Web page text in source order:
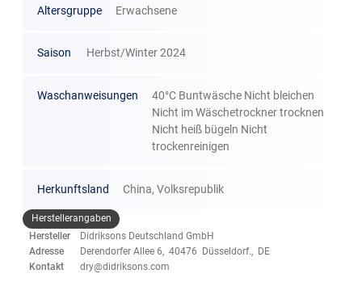
Altersgruppe Erwachsene
Saison Herbst/Winter 2024
Waschanweisungen
40°C Buntwäsche Nicht bleichen
Nicht im Wäschetrockner trocknen
Nicht heiß bügeln Nicht
trockenreinigen
Herkunftsland China, Volksrepublik
Herstellerangaben
Hersteller
Didriksons Deutschland GmbH
Adresse
Derendorfer Allee 6, 40476 Düsseldorf., DE
Kontakt
dry@didriksons.com